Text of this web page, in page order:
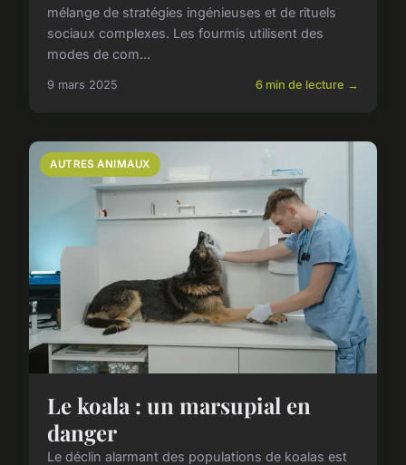
mélange de stratégies ingénieuses et de rituels
sociaux complexes. Les fourmis utilisent des
modes de com...
9 mars 2025 6 min de lecture →
AUTRES ANIMAUX
Le koala : un marsupial en
danger
Le déclin alarmant des populations de koalas est